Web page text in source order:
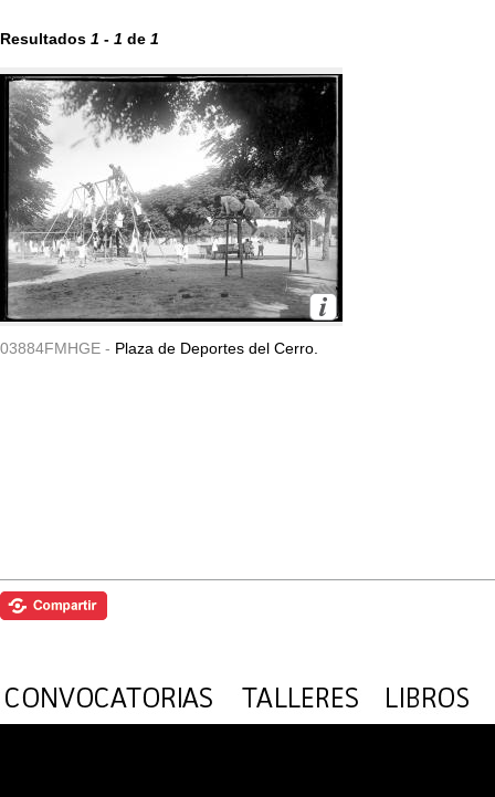
Resultados 1 - 1 de 1
03884FMHGE - Plaza de Deportes del Cerro.